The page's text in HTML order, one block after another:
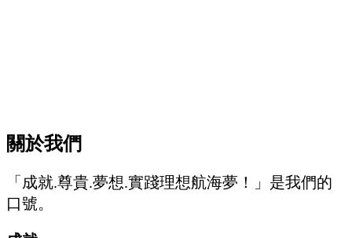
關於我們
「成就.尊貴.夢想.實踐理想航海夢！」是我們的
口號。